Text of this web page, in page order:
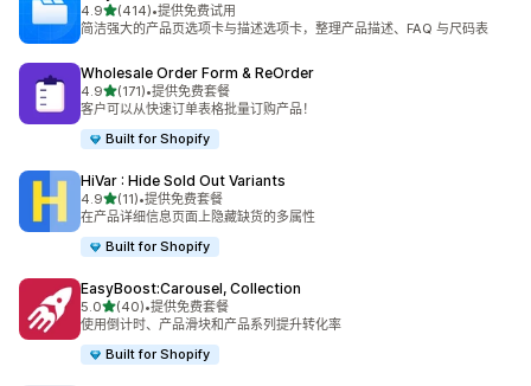
4.9星（满分 5 星）
(414)
总共 414 条评论
•提供免费试用
简洁强大的产品页选项卡与描述选项卡，整理产品描述、FAQ 与尺码表
Wholesale Order Form & ReOrder
4.9星（满分 5 星）
(171)
总共 171 条评论
•提供免费套餐
客户可以从快速订单表格批量订购产品！
Built for Shopify
HiVar : Hide Sold Out Variants
4.9星（满分 5 星）
(11)
总共 11 条评论
•提供免费套餐
在产品详细信息页面上隐藏缺货的多属性
Built for Shopify
EasyBoost:Carousel, Collection
5.0星（满分 5 星）
(40)
总共 40 条评论
•提供免费套餐
使用倒计时、产品滑块和产品系列提升转化率
Built for Shopify